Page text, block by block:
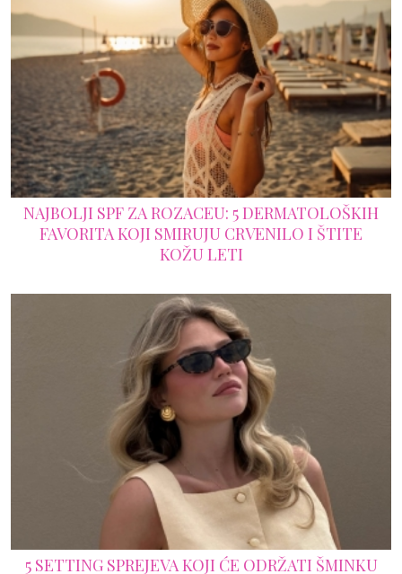
NAJBOLJI SPF ZA ROZACEU: 5 DERMATOLOŠKIH
FAVORITA KOJI SMIRUJU CRVENILO I ŠTITE
KOŽU LETI
5 SETTING SPREJEVA KOJI ĆE ODRŽATI ŠMINKU